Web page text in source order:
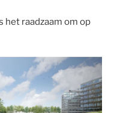
raadzaam om op